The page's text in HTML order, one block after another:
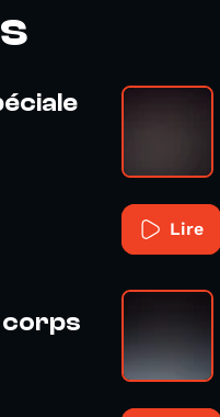
Lire
corps